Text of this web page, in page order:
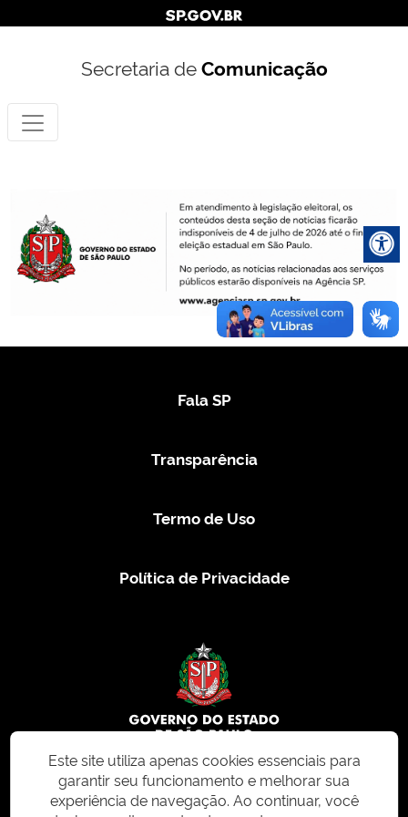
Secretaria deComunicação
Fala SP
Transparência
Termo de Uso
Política de Privacidade
© 2026 CMS.SP.GOV.BR. Todos os direitos reservados.
Este site utiliza apenas cookies essenciais para
garantir seu funcionamento e melhorar sua
experiência de navegação. Ao continuar, você